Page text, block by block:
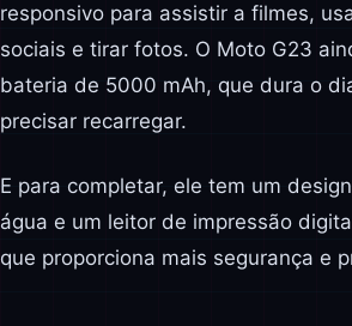
responsivo para assistir a filmes,
sociais e tirar fotos. O Moto G23
bateria de 5000 mAh, que dura o
precisar recarregar.
E para completar, ele tem um
água e um leitor de impressão
que proporciona mais segurança e